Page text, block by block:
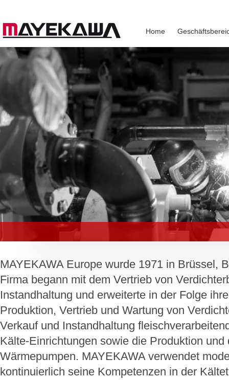
Home
MAYEKAWA Europe wurde 1971 in Brüssel,
Firma begann mit dem Vertrieb von
Instandhaltung und erweiterte in der Folge
Produktion, Vertrieb und Wartung von
Verkauf und Instandhaltung
Kälte-Einrichtungen sowie die Produktion und
Wärmepumpen. MAYEKAWA verwendet
kontinuierlich seine Kompetenzen in der